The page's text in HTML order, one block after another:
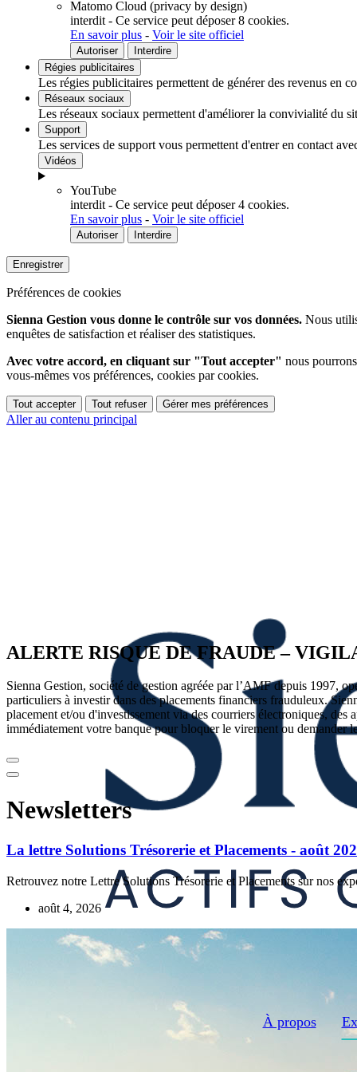
Matomo Cloud (privacy by design)
interdit - Ce service peut déposer 8 cookies.
En savoir plus - Voir le site officiel
Autoriser
Interdire
Régies publicitaires
Les régies publicitaires permettent de générer des revenus en
Réseaux sociaux
Les réseaux sociaux permettent d'améliorer la convivialité du
Support
Les services de support vous permettent d'entrer en contact
Vidéos
YouTube
interdit - Ce service peut déposer 4 cookies.
En savoir plus - Voir le site officiel
Autoriser Interdire
Enregistrer
Préférences de cookies
Sienna Gestion vous donne le contrôle sur vos données. Nous
enquêtes de satisfaction et réaliser des statistiques.
Avec votre accord, en cliquant sur "Tout accepter" nous
vous-mêmes vos préférences, cookies par cookies.
Tout accepter Tout refuser Gérer mes préférences
Aller au contenu principal
À propos
ALERTE RISQUE DE FRAUDE –
Sienna Gestion, société de gestion agréée par l’AMF depuis 1997,
particuliers à investir dans des placements financiers frauduleux.
placement et/ou d'investissement via des courriers électroniques, des
immédiatement votre banque pour bloquer le virement ou demander
Placements long terme
Solutions épargne salariale
Par thématiques
Environnement
Social et/ou Solidaire
Hybride
Souveraineté
Newsletters
La lettre Solutions Trésorerie et Placements - août
Retrouvez notre Lettre Solutions Trésorerie et Placements sur nos
août 4, 2026